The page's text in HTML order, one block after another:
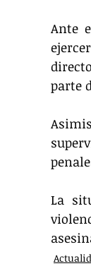
Ante
parte
La